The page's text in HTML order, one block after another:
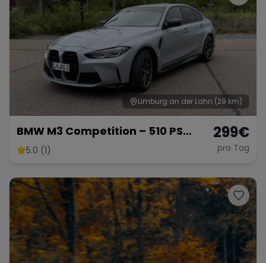
Limburg an der Lahn (29 km)
BMW M3 Competition – 510 PS
Sportlimousine
5.0 (1)
299€
pro Tag